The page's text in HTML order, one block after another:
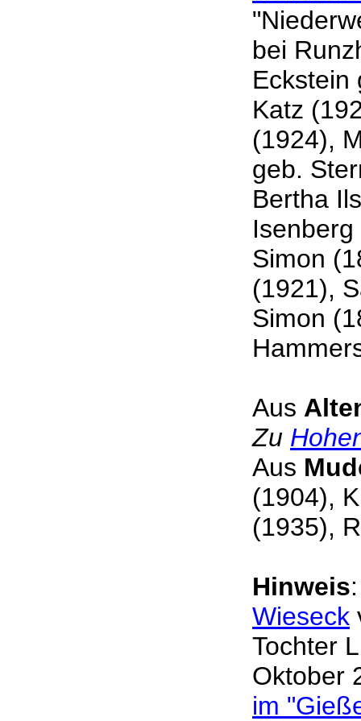
bei
Eckstein
Katz
(1924),
geb.
Bertha
Simon
(1921),
Simon
Aus
Zu
Aus
(1904),
(1935),
Hinweis
Wieseck
Tochter
Oktober
im